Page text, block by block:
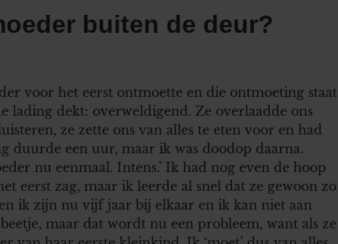
buiten de deur?
voor het eerst ontmoette en die ontmoeting staat
lading dekt: overweldigend. Ze overlaadde ons
ze zette ons van alles te eten voor en had
duurde een uur, maar ik was doodop daarna.
nu eenmaal. Intens.’ Ik had nog even de hoop
eerst zag, maar ik leerde al snel dat ze gewoon zo
ik zijn nu vijf jaar bij elkaar en ik kan niet aan
maar dat wordt nu een probleem, want als ze